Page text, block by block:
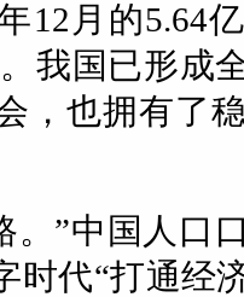
12月的5.64
我国已形成
，也拥有了
。”中国人口
时代“打通经